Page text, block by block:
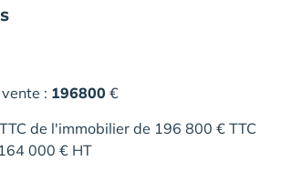
: 196800 €
de l'immobilier de 196 800 € TTC
000 € HT